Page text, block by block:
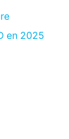
en 2025